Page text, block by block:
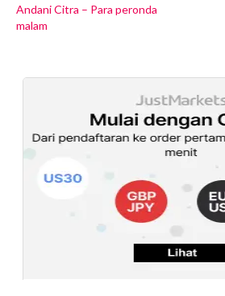
Andani Citra – Para peronda
malam